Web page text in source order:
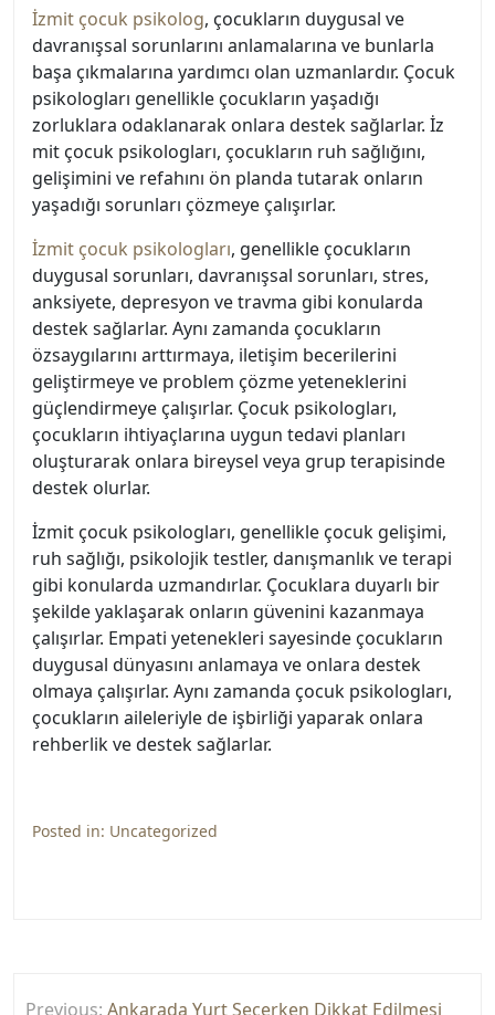
İzmit çocuk psikolog, çocukların duygusal ve
davranışsal sorunlarını anlamalarına ve bunlarla
başa çıkmalarına yardımcı olan uzmanlardır. Çocuk
psikologları genellikle çocukların yaşadığı
zorluklara odaklanarak onlara destek sağlarlar. İz
mit çocuk psikologları, çocukların ruh sağlığını,
gelişimini ve refahını ön planda tutarak onların
yaşadığı sorunları çözmeye çalışırlar.
İzmit çocuk psikologları, genellikle çocukların
duygusal sorunları, davranışsal sorunları, stres,
anksiyete, depresyon ve travma gibi konularda
destek sağlarlar. Aynı zamanda çocukların
özsaygılarını arttırmaya, iletişim becerilerini
geliştirmeye ve problem çözme yeteneklerini
güçlendirmeye çalışırlar. Çocuk psikologları,
çocukların ihtiyaçlarına uygun tedavi planları
oluşturarak onlara bireysel veya grup terapisinde
destek olurlar.
İzmit çocuk psikologları, genellikle çocuk gelişimi,
ruh sağlığı, psikolojik testler, danışmanlık ve terapi
gibi konularda uzmandırlar. Çocuklara duyarlı bir
şekilde yaklaşarak onların güvenini kazanmaya
çalışırlar. Empati yetenekleri sayesinde çocukların
duygusal dünyasını anlamaya ve onlara destek
olmaya çalışırlar. Aynı zamanda çocuk psikologları,
çocukların aileleriyle de işbirliği yaparak onlara
rehberlik ve destek sağlarlar.
Posted in: Uncategorized
Previous: Ankarada Yurt Seçerken Dikkat Edilmesi